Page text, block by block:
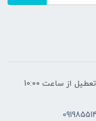
ساعات پاسخگویی: فقط روزهای غیر تعطیل از ساعت 10:00